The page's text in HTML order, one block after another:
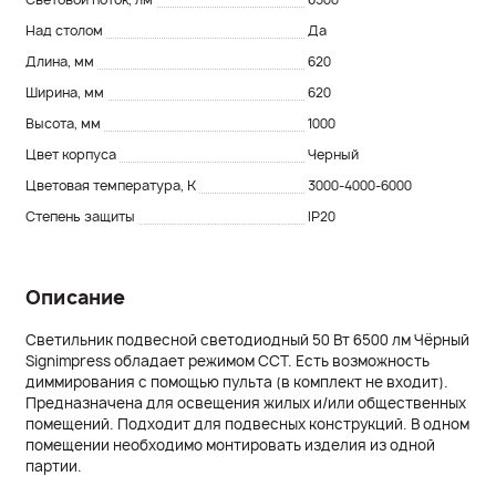
Описание
Светильник подвесной светодиодный 50 Вт 6500 лм Чёрный
Signimpress обладает режимом ССТ. Есть возможность
диммирования с помощью пульта (в комплект не входит).
Предназначена для освещения жилых и/или общественных
помещений. Подходит для подвесных конструкций. В одном
помещении необходимо монтировать изделия из одной
партии.
Над столом
Да
Длина, мм
620
Ширина, мм
620
Высота, мм
1000
Цвет корпуса
Черный
Цветовая температура, K
3000-4000-6000
Степень защиты
IP20